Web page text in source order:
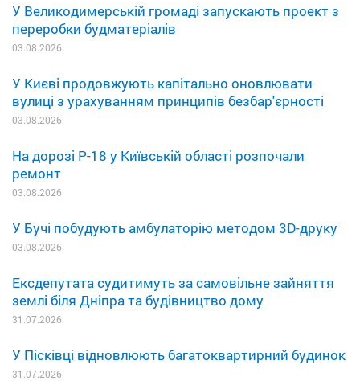
У Великодимерській громаді запускають проект з
переробки будматеріалів
03.08.2026
У Києві продовжують капітально оновлювати
вулиці з урахуванням принципів безбар'єрності
03.08.2026
На дорозі Р-18 у Київській області розпочали
ремонт
03.08.2026
У Бучі побудують амбулаторію методом 3D-друку
03.08.2026
Ексдепутата судитимуть за самовільне зайняття
землі біля Дніпра та будівництво дому
31.07.2026
У Пісківці відновлюють багатоквартирний будинок
31.07.2026